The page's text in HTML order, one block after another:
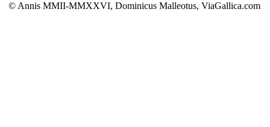
© Annis MMII-MMXXVI, Dominicus Malleotus, ViaGallica.com